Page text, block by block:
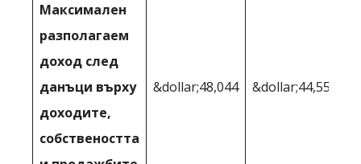
Максимален
разполагаем
доход след
данъци върху
доходите,
собствеността
&dollar;48,044 &dollar;44,550